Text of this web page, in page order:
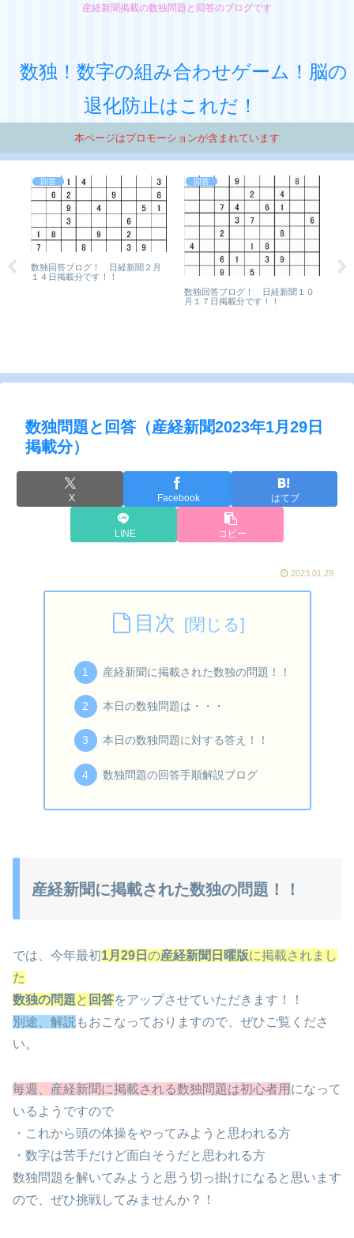
産経新聞掲載の数独問題と回答のブログです
数独！数字の組み合わせゲーム！脳の
退化防止はこれだ！
本ページはプロモーションが含まれています
回答
数独回答ブログ！ 日経新聞２月
１４日掲載分です！！
回答
数独回答ブログ！ 日経新聞１０
月１７日掲載分です！！
数独問題と回答（産経新聞2023年1月29日
掲載分）
X Facebook はてブ
LINE コピー
2023.01.29
目次
産経新聞に掲載された数独の問題！！
本日の数独問題は・・・
本日の数独問題に対する答え！！
数独問題の回答手順解説ブログ
産経新聞に掲載された数独の問題！！
では、今年最初1月29日 の産経新聞日曜版に掲載されまし
た
数独の問題 と 回答をアップさせていただきます！！
別途、解説もおこなっておりますので、ぜひご覧くださ
い。
毎週、産経新聞に掲載される数独問題は初心者用 になって
いるようですので
・これから頭の体操をやってみようと思われる方
・数字は苦手だけど面白そうだと思われる方
数独問題を解いてみようと思う切っ掛けになると思います
ので、ぜひ挑戦してみませんか？！